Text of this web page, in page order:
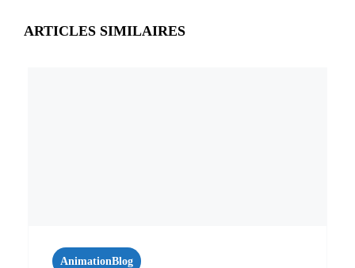
ARTICLES SIMILAIRES
AnimationBlog